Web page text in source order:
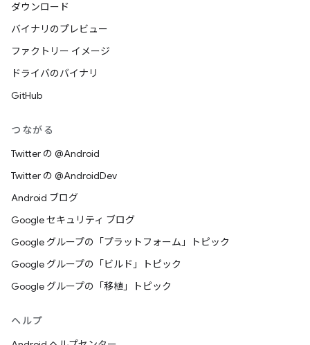
ダウンロード
バイナリのプレビュー
ファクトリー イメージ
ドライバのバイナリ
GitHub
つながる
Twitter の @Android
Twitter の @AndroidDev
Android ブログ
Google セキュリティ ブログ
Google グループの「プラットフォーム」トピック
Google グループの「ビルド」トピック
Google グループの「移植」トピック
ヘルプ